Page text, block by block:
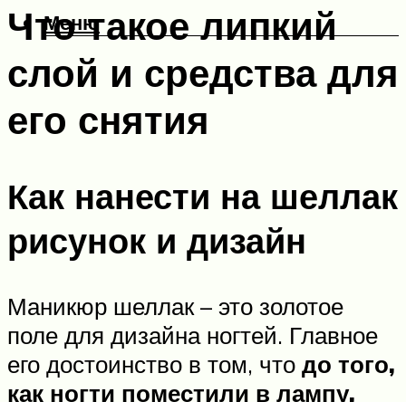
Меню
Что такое липкий
слой и средства для
его снятия
Как нанести на шеллак
рисунок и дизайн
Маникюр шеллак – это золотое
поле для дизайна ногтей. Главное
его достоинство в том, что до того,
как ногти поместили в лампу,